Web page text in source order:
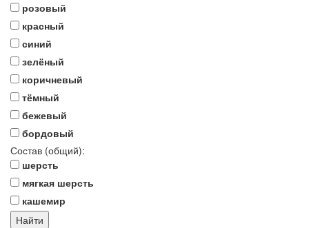
розовый
красный
синий
зелёный
коричневый
тёмный
бежевый
бордовый
Состав (общий):
шерсть
мягкая шерсть
кашемир